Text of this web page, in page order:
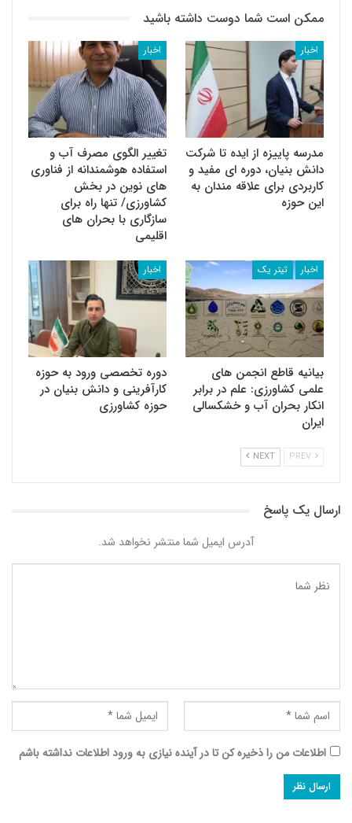
ممکن است شما دوست داشته باشید
اخبار
مدرسه پاییزه از ایده تا شرکت
دانش بنیان، دوره ای مفید و
کاربردی برای علاقه مندان به
این حوزه
اخبار
تغییر الگوی مصرف آب و
استفاده هوشمندانه از فناوری
های نوین در بخش
کشاورزی/ تنها راه برای
سازگاری با بحران های
اقلیمی
اخبار تیتر یک
بیانیه قاطع انجمن های
علمی کشاورزی: علم در برابر
انکار بحران آب و خشکسالی
ایران
اخبار
دوره تخصصی ورود به حوزه
کارآفرینی و دانش بنیان در
حوزه کشاورزی
NEXT
ارسال یک پاسخ
آدرس ایمیل شما منتشر نخواهد شد.
اطلاعات من را ذخیره کن تا در آینده نیازی به ورود اطلاعات نداشته باشم